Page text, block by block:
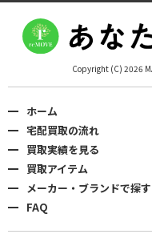
Copyright (C) 2026
ホーム
宅配買取の流れ
買取実績を見る
買取アイテム
メーカー・ブランドで探す
FAQ